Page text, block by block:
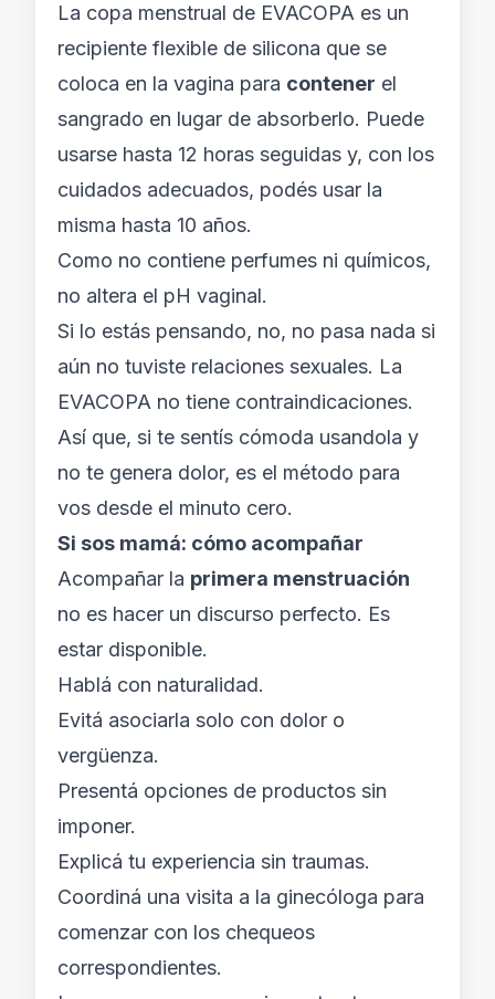
La copa menstrual de EVACOPA es un
recipiente flexible de silicona que se
coloca en la vagina para contener el
sangrado en lugar de absorberlo. Puede
usarse hasta 12 horas seguidas y, con los
cuidados adecuados, podés usar la
misma hasta 10 años.
Como no contiene perfumes ni químicos,
no altera el pH vaginal.
Si lo estás pensando, no, no pasa nada si
aún no tuviste relaciones sexuales. La
EVACOPA no tiene contraindicaciones.
Así que, si te sentís cómoda usandola y
no te genera dolor, es el método para
vos desde el minuto cero.
Si sos mamá: cómo acompañar
Acompañar la primera menstruación
no es hacer un discurso perfecto. Es
estar disponible.
Hablá con naturalidad.
Evitá asociarla solo con dolor o
vergüenza.
Presentá opciones de productos sin
imponer.
Explicá tu experiencia sin traumas.
Coordiná una visita a la ginecóloga para
comenzar con los chequeos
correspondientes.